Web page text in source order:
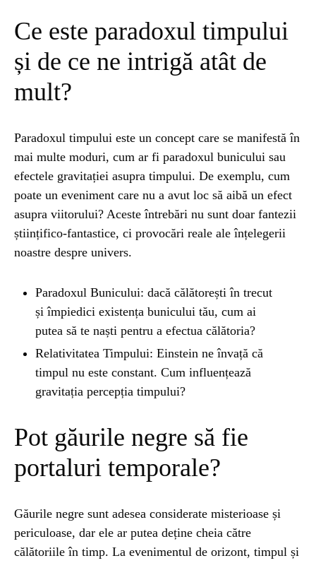
Ce este paradoxul timpului
și de ce ne intrigă atât de
mult?
Paradoxul timpului este un concept care se manifestă în
mai multe moduri, cum ar fi paradoxul bunicului sau
efectele gravitației asupra timpului. De exemplu, cum
poate un eveniment care nu a avut loc să aibă un efect
asupra viitorului? Aceste întrebări nu sunt doar fantezii
științifico-fantastice, ci provocări reale ale înțelegerii
noastre despre univers.
Paradoxul Bunicului: dacă călătorești în trecut
și împiedici existența bunicului tău, cum ai
putea să te naști pentru a efectua călătoria?
Relativitatea Timpului: Einstein ne învață că
timpul nu este constant. Cum influențează
gravitația percepția timpului?
Pot găurile negre să fie
portaluri temporale?
Găurile negre sunt adesea considerate misterioase și
periculoase, dar ele ar putea deține cheia către
călătoriile în timp. La evenimentul de orizont, timpul și
STIRI
Barajul Trei Defileuri a Încetinit Rotația
Seriale turcesti:Top 5 cele mai bune seriale
BLOG 2 years ago
Espressor paduri Senseo blocat?Afla cum îl
ȘTIINȚA 1 year ago
Ai simțit vreodată deja-vu? Află de ce se
întâmplă